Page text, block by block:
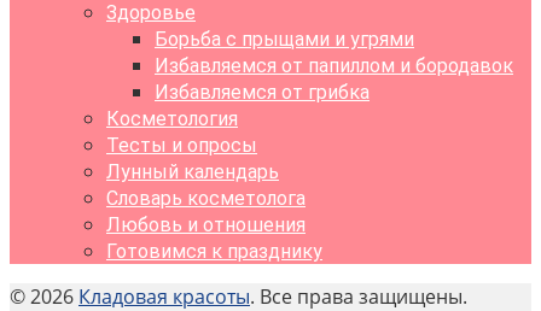
Здоровье
Борьба с прыщами и угрями
Избавляемся от папиллом и бородавок
Избавляемся от грибка
Косметология
Тесты и опросы
Лунный календарь
Словарь косметолога
Любовь и отношения
Готовимся к празднику
© 2026 Кладовая красоты. Все права защищены.